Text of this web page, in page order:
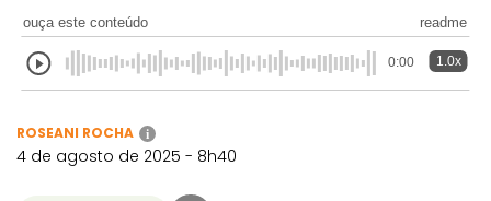
ouça este conteúdo readme
0:00 1.0x
ROSEANI ROCHA i
4 de agosto de 2025 - 8h40